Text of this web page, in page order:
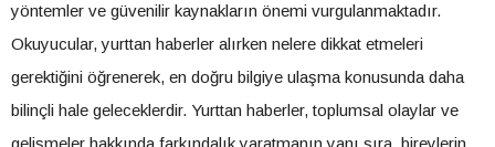
yöntemler ve güvenilir kaynakların önemi vurgulanmaktadır.
Okuyucular, yurttan haberler alırken nelere dikkat etmeleri
gerektiğini öğrenerek, en doğru bilgiye ulaşma konusunda daha
bilinçli hale geleceklerdir. Yurttan haberler, toplumsal olaylar ve